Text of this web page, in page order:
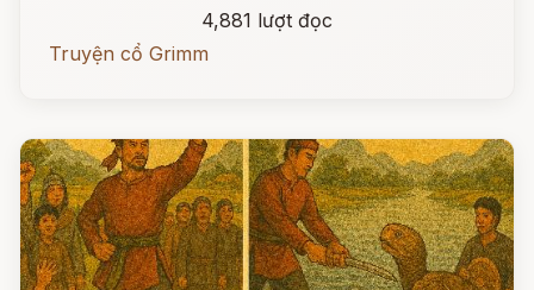
4,881 lượt đọc
Truyện cổ Grimm